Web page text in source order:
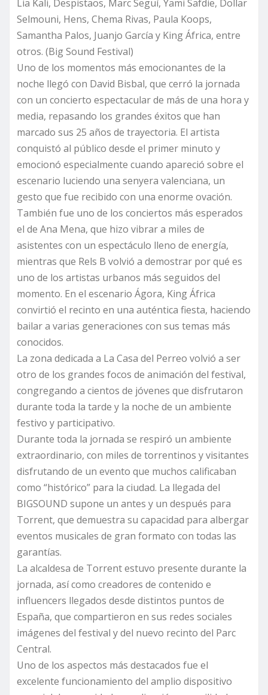
Lia Kali, Despistaos, Marc Seguí, Yami Safdie, Dollar
Selmouni, Hens, Chema Rivas, Paula Koops,
Samantha Palos, Juanjo García y King África, entre
otros. (Big Sound Festival)
Uno de los momentos más emocionantes de la
noche llegó con David Bisbal, que cerró la jornada
con un concierto espectacular de más de una hora y
media, repasando los grandes éxitos que han
marcado sus 25 años de trayectoria. El artista
conquistó al público desde el primer minuto y
emocionó especialmente cuando apareció sobre el
escenario luciendo una senyera valenciana, un
gesto que fue recibido con una enorme ovación.
También fue uno de los conciertos más esperados
el de Ana Mena, que hizo vibrar a miles de
asistentes con un espectáculo lleno de energía,
mientras que Rels B volvió a demostrar por qué es
uno de los artistas urbanos más seguidos del
momento. En el escenario Ágora, King África
convirtió el recinto en una auténtica fiesta, haciendo
bailar a varias generaciones con sus temas más
conocidos.
La zona dedicada a La Casa del Perreo volvió a ser
otro de los grandes focos de animación del festival,
congregando a cientos de jóvenes que disfrutaron
durante toda la tarde y la noche de un ambiente
festivo y participativo.
Durante toda la jornada se respiró un ambiente
extraordinario, con miles de torrentinos y visitantes
disfrutando de un evento que muchos calificaban
como “histórico” para la ciudad. La llegada del
BIGSOUND supone un antes y un después para
Torrent, que demuestra su capacidad para albergar
eventos musicales de gran formato con todas las
garantías.
La alcaldesa de Torrent estuvo presente durante la
jornada, así como creadores de contenido e
influencers llegados desde distintos puntos de
España, que compartieron en sus redes sociales
imágenes del festival y del nuevo recinto del Parc
Central.
Uno de los aspectos más destacados fue el
excelente funcionamiento del amplio dispositivo